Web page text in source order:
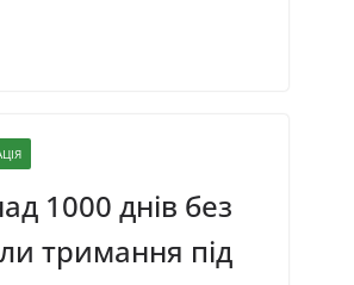
1000 днів без
тримання під